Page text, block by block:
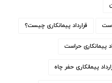
است قرارداد پیمانکاری چیست؟
پیمانکاری حراست
پیمانکاری حفر چاه